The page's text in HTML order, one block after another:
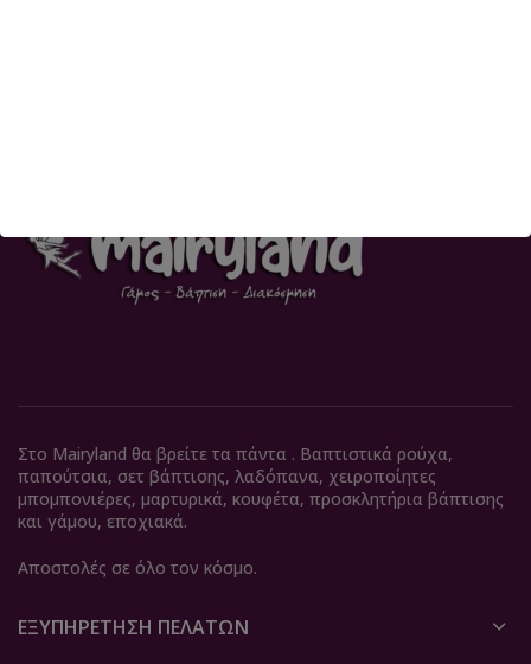
Στο Mairyland θα βρείτε τα πάντα . Βαπτιστικά ρούχα,
παπούτσια, σετ βάπτισης, λαδόπανα, χειροποίητες
μπομπονιέρες, μαρτυρικά, κουφέτα, προσκλητήρια βάπτισης
και γάμου, εποχιακά.
Αποστολές σε όλο τον κόσμο.
ΕΞΥΠΗΡΈΤΗΣΗ ΠΕΛΑΤΏΝ